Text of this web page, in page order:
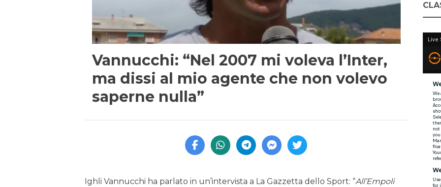
Vannucchi: “Nel 2007 mi voleva l’Inter,
ma dissi al mio agente che non volevo
saperne nulla”
Ighli Vannucchi ha parlato in un’intervista a La Gazzetta dello Sport: “All’Empoli